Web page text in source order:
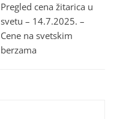
Pregled cena žitarica u
svetu – 14.7.2025. –
Cene na svetskim
berzama